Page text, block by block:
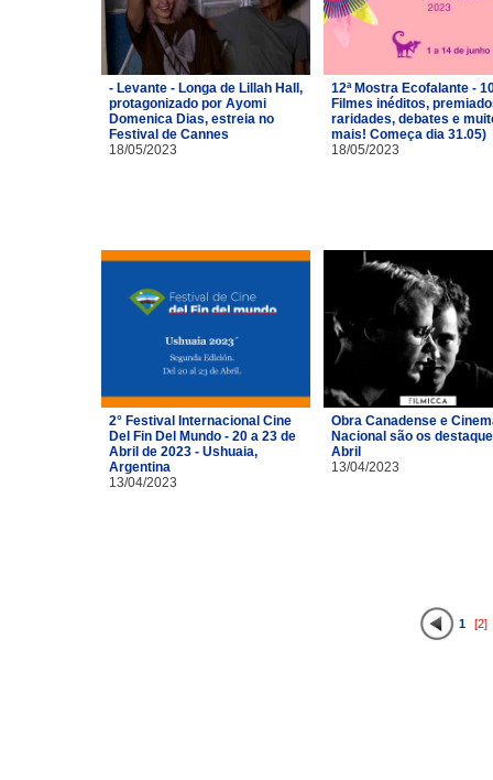
- Levante - Longa de Lillah Hall,
protagonizado por Ayomi
Domenica Dias, estreia no
Festival de Cannes
18/05/2023
12ª Mostra Ecofalante -
Filmes inéditos,
raridades, debates e
mais! Começa dia 31.05)
18/05/2023
2° Festival Internacional Cine
Del Fin Del Mundo - 20 a 23 de
Abril de 2023 - Ushuaia,
Argentina
13/04/2023
Obra Canadense e
Nacional são os
Abril
13/04/2023
1 [2]